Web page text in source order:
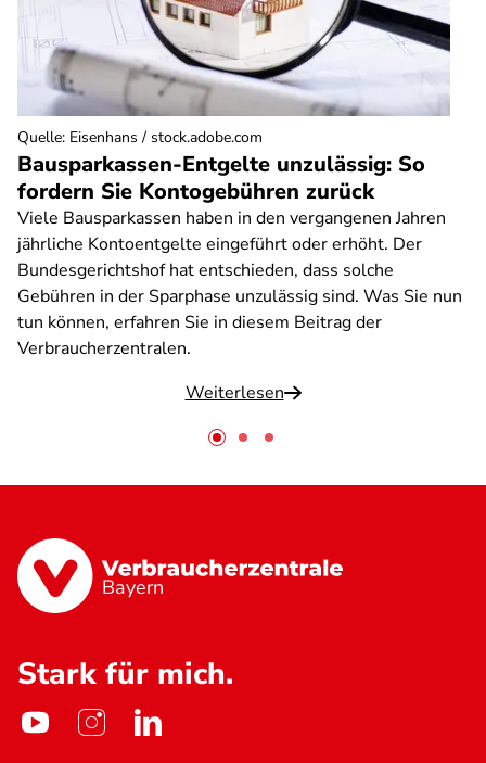
Bausparkassen-Entgelte unzulässig: So
fordern Sie Kontogebühren zurück
Viele Bausparkassen haben in den vergangenen Jahren
jährliche Kontoentgelte eingeführt oder erhöht. Der
Bundesgerichtshof hat entschieden, dass solche
Gebühren in der Sparphase unzulässig sind. Was Sie nun
tun können, erfahren Sie in diesem Beitrag der
Verbraucherzentralen.
Weiterlesen
Quelle: Eisenhans / stock.adobe.com
Bayern
Stark für mich.